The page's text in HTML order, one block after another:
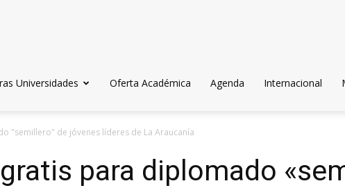
Universidades Oferta Académica Agenda Internacional
"semillero" de jóvenes líderes de La Araucanía
para diplomado